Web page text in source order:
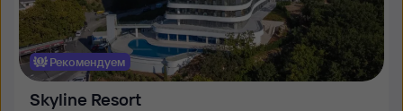
Рекомендуем
Skyline Resort